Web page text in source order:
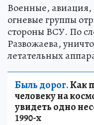
Военные,
огневые группы
стороны ВСУ. По
Развожаева,
летательных
Быль дорог.Как
человеку на
увидеть одно
1990-х